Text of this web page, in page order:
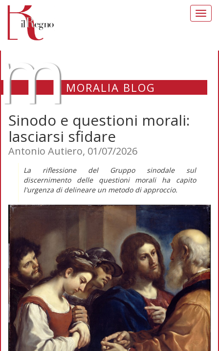
MORALIA BLOG
Sinodo e questioni morali:
lasciarsi sfidare
Antonio Autiero, 01/07/2026
La riflessione del Gruppo sinodale sul
discernimento delle questioni morali ha capito
l'urgenza di delineare un metodo di approccio.